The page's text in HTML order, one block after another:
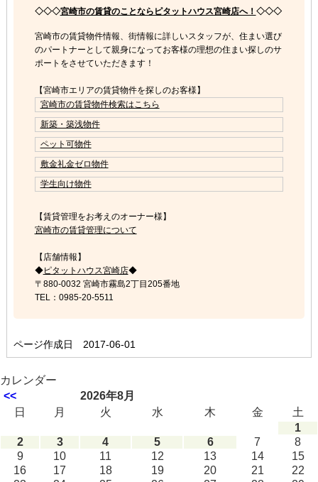
◇◇◇宮崎市の賃貸のことならピタットハウス宮崎店へ！ ◇◇◇
宮崎市の賃貸物件情報、街情報に詳しいスタッフが、住まい選び
のパートナーとして親身になってお客様の理想の住まい探しのサ
ポートをさせていただきます！
【宮崎市エリアの賃貸物件を探しのお客様】
宮崎市の賃貸物件検索はこちら
新築・築浅物件
ペット可物件
敷金礼金ゼロ物件
学生向け物件
【賃貸管理をお考えのオーナー様】
宮崎市の賃貸管理について
【店舗情報】
◆ピタットハウス宮崎店◆
〒880-0032 宮崎市霧島2丁目205番地
TEL：0985-20-5511
ページ作成日 2017-06-01
カレンダー
<<
2026年8月
日
月 火 水 木 金
土
1
2
3 4 5 6 7
8
9
10 11 12 13 14
15
16
17 18 19 20 21
22